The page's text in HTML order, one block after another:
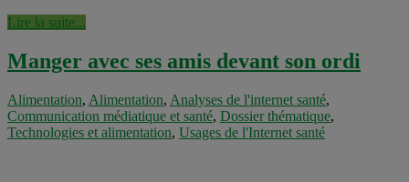
Lire la suite...
Manger avec ses amis devant son ordi
Alimentation, Alimentation, Analyses de l'internet santé,
Communication médiatique et santé, Dossier thématique,
Technologies et alimentation, Usages de l'Internet santé